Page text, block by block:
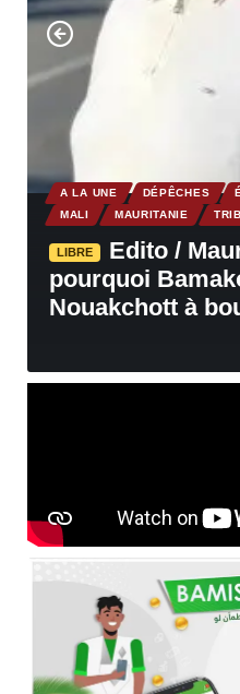
A LA UNE DÉPÊCHES
MALI
MAURITANIE
LIBRE
Edito /
pourquoi
Nouakchott à